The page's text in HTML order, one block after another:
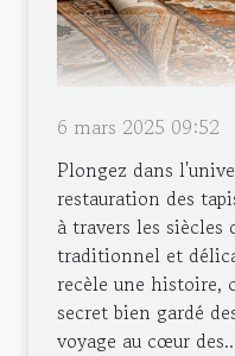
6 mars 2025 09:52
Plongez dans
restauration des
à travers les
traditionnel et
recèle une histoire,
secret bien gardé
voyage au cœur